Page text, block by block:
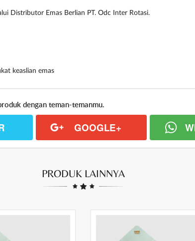
Distributor Emas Berlian PT. Odc Inter Rotasi.
keaslian emas
dengan teman-temanmu.
GOOGLE+
PRODUK LAINNYA